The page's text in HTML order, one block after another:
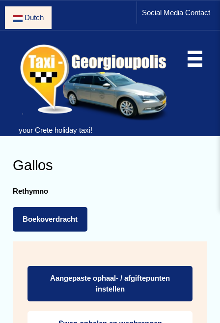
Social Media Contact
Dutch
your Crete holiday taxi!
Gallos
Rethymno
Boekoverdracht
Aangepaste ophaal- / afgiftepunten
instellen